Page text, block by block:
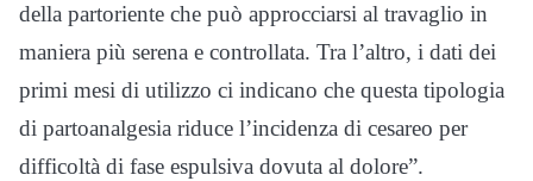
della partoriente che può approcciarsi al travaglio in
maniera più serena e controllata. Tra l’altro, i dati dei
primi mesi di utilizzo ci indicano che questa tipologia
di partoanalgesia riduce l’incidenza di cesareo per
difficoltà di fase espulsiva dovuta al dolore”.